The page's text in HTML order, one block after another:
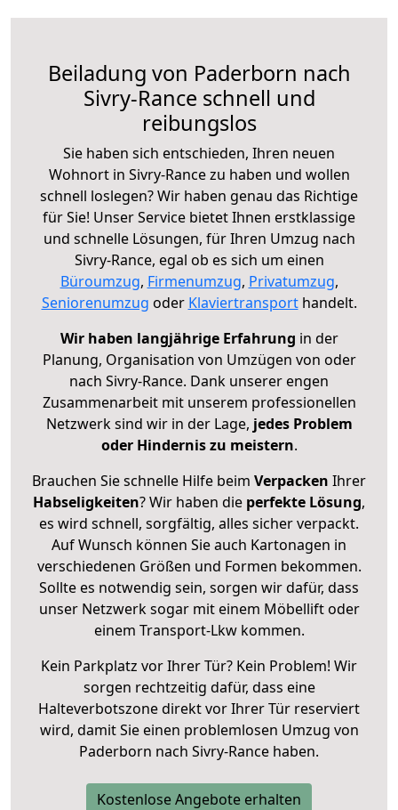
Beiladung von Paderborn nach
Sivry-Rance schnell und
reibungslos
Sie haben sich entschieden, Ihren neuen
Wohnort in Sivry-Rance zu haben und wollen
schnell loslegen? Wir haben genau das Richtige
für Sie! Unser Service bietet Ihnen erstklassige
und schnelle Lösungen, für Ihren Umzug nach
Sivry-Rance, egal ob es sich um einen
Büroumzug, Firmenumzug, Privatumzug,
Seniorenumzug oder Klaviertransporthandelt.
Wir haben langjährige Erfahrung in der
Planung, Organisation von Umzügen von oder
nach Sivry-Rance. Dank unserer engen
Zusammenarbeit mit unserem professionellen
Netzwerk sind wir in der Lage, jedes Problem
oder Hindernis zu meistern.
Brauchen Sie schnelle Hilfe beim Verpacken Ihrer
Habseligkeiten? Wir haben die perfekte Lösung,
es wird schnell, sorgfältig, alles sicher verpackt.
Auf Wunsch können Sie auch Kartonagen in
verschiedenen Größen und Formen bekommen.
Sollte es notwendig sein, sorgen wir dafür, dass
unser Netzwerk sogar mit einem Möbellift oder
einem Transport-Lkw kommen.
Kein Parkplatz vor Ihrer Tür? Kein Problem! Wir
sorgen rechtzeitig dafür, dass eine
Halteverbotszone direkt vor Ihrer Tür reserviert
wird, damit Sie einen problemlosen Umzug von
Paderborn nach Sivry-Rance haben.
Kostenlose Angebote erhalten